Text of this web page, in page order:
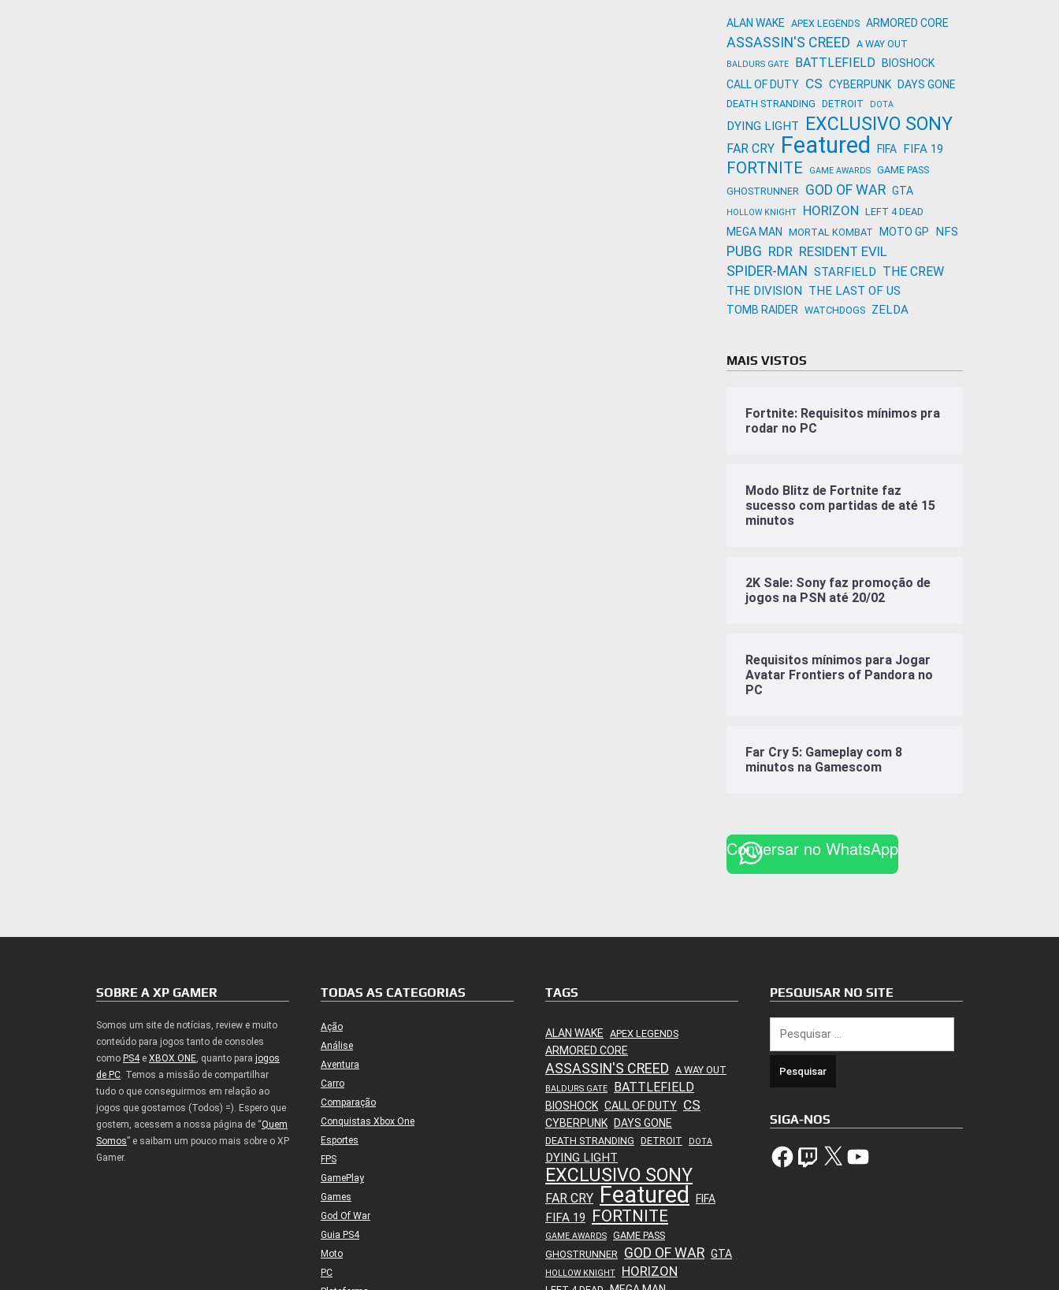
ALAN WAKE APEX LEGENDS ARMORED CORE
ASSASSIN'S CREED A WAY OUT
BALDURS GATE BATTLEFIELD
BIOSHOCK
CALL OF DUTY CS CYBERPUNK DAYS GONE
DEATH STRANDING DETROIT DOTA
DYING LIGHT EXCLUSIVO SONY
FAR CRY Featured FIFA FIFA 19
FORTNITE GAME AWARDS
GAME PASS
GHOSTRUNNER GOD OF WAR GTA
HOLLOW KNIGHT HORIZON LEFT 4 DEAD
MEGA MAN MORTAL KOMBAT MOTO GP NFS
PUBG RDR RESIDENT EVIL
SPIDER-MAN STARFIELD THE CREW
THE DIVISION THE LAST OF US
TOMB RAIDER WATCHDOGS ZELDA
MAIS VISTOS
Fortnite: Requisitos mínimos pra
rodar no PC
Modo Blitz de Fortnite faz
sucesso com partidas de até 15
minutos
2K Sale: Sony faz promoção de
jogos na PSN até 20/02
Requisitos mínimos para Jogar
Avatar Frontiers of Pandora no
PC
Far Cry 5: Gameplay com 8
minutos na Gamescom
Conversar no WhatsApp
SOBRE A XP GAMER
Somos um site de notícias, review e muito
conteúdo para jogos tanto de consoles
como PS4e XBOX ONE, quanto para jogos
de PC. Temos a missão de compartilhar
tudo o que conseguirmos em relação ao
jogos que gostamos (Todos) =). Espero que
gostem, acessem a nossa página de “Quem
Somos” e saibam um pouco mais sobre o XP
Gamer.
TODAS AS CATEGORIAS
Ação
Análise
Aventura
Carro
Comparação
Conquistas Xbox One
Esportes
FPS
GamePlay
Games
God Of War
Guia PS4
Moto
PC
TAGS
ALAN WAKE APEX LEGENDS
ARMORED CORE
ASSASSIN'S CREED A WAY OUT
BALDURS GATE BATTLEFIELD
BIOSHOCK CALL OF DUTY CS
CYBERPUNK DAYS GONE
DEATH STRANDING DETROIT DOTA
DYING LIGHT
EXCLUSIVO SONY
FAR CRY Featured FIFA
FIFA 19 FORTNITE
GAME AWARDS
GAME PASS
GHOSTRUNNER GOD OF WAR GTA
HOLLOW KNIGHT HORIZON
PESQUISAR NO SITE
por:
SIGA-NOS
FacebookTwitch X YouTube